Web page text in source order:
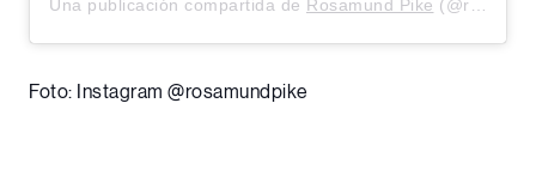
Una publicación compartida de Rosamund Pike (@rosamundpike) el
Foto: Instagram @rosamundpike